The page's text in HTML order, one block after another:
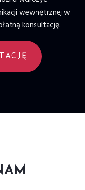
wewnętrznej w
konsultację.